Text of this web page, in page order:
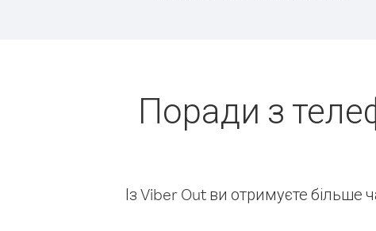
Поради з
Із Viber Out ви отримуєте більше